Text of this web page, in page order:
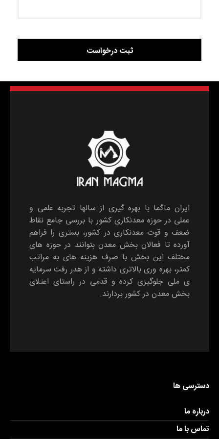
ایران ماگما با بهره گیری از سالها تجربه علمی و
عملی در حوزه معدنکاری کشور با بررسی جامع نقاط
ضعف و قوت معدنکاری در کشور، بستری را فراهم
آورده تا فعالان بخش معدن بتوانند در حوزه های
مختلف این بخش با صرف هزینه های به مراتب
کمتر، بهره وری بالاتری داشته و از هدر رفت سرمایه
ی ملی جلوگیری کرده و قدمی در راستای اعتلای
بخش معدن در کشور بردارند.
دسترسی ها
درباره ما
تماس با ما